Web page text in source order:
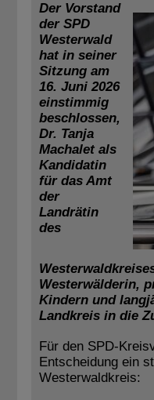
Der Vorstand
der SPD
Westerwald
hat in seiner
Sitzung am
16. Juni 2026
einstimmig
beschlossen,
Dr. Tanja
Machalet als
Kandidatin
für das Amt
der
Landrätin
des
Westerwälderin,
Kindern und
Landkreis in die
Für den SPD-
Entscheidung ein
Westerwaldkreis: